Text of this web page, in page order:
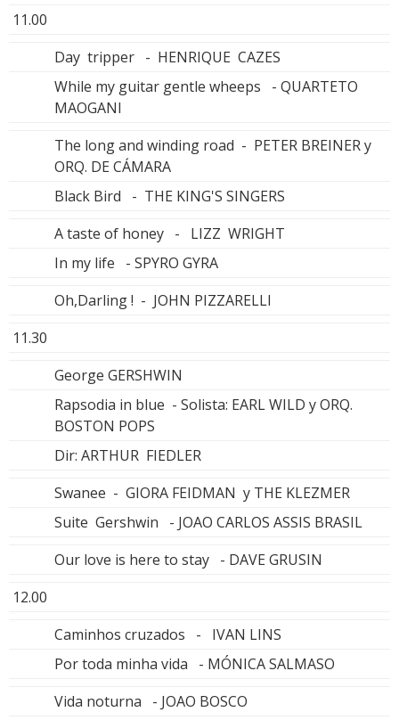
11.00
Day tripper - HENRIQUE CAZES
While my guitar gentle wheeps - QUARTETO
MAOGANI
The long and winding road - PETER BREINER y
ORQ. DE CÁMARA
Black Bird - THE KING'S SINGERS
A taste of honey - LIZZ WRIGHT
In my life - SPYRO GYRA
Oh,Darling ! - JOHN PIZZARELLI
11.30
George GERSHWIN
Rapsodia in blue - Solista: EARL WILD y ORQ.
BOSTON POPS
Dir: ARTHUR FIEDLER
Swanee - GIORA FEIDMAN y THE KLEZMER
Suite Gershwin - JOAO CARLOS ASSIS BRASIL
Our love is here to stay - DAVE GRUSIN
12.00
Caminhos cruzados - IVAN LINS
Por toda minha vida - MÓNICA SALMASO
Vida noturna - JOAO BOSCO